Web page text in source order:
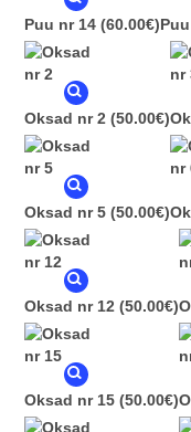
Puu nr 14 (60.00€)
Oksad nr 2 (50.00€)
Oksad nr 5 (50.00€)
Oksad nr 12 (50.00€)
Oksad nr 15 (50.00€)